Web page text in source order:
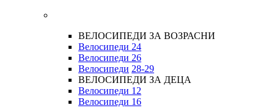
ВЕЛОСИПЕДИ ЗА ВОЗРАСНИ
Велосипеди 24
Велосипеди 26
Велосипеди 28-29
ВЕЛОСИПЕДИ ЗА ДЕЦА
Велосипеди 12
Велосипеди 16